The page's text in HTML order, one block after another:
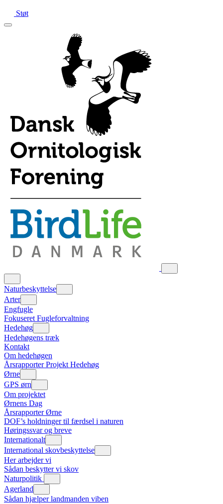
Støt
Naturbeskyttelse
Arter
Engfugle
Fokuseret Fugleforvaltning
Hedehøg
Hedehøgens træk
Kontakt
Om hedehøgen
Årsrapporter Projekt Hedehøg
Ørne
GPS ørn
Om projektet
Ørnens Dag
Årsrapporter Ørne
DOF’s holdninger til færdsel i naturen
Høringssvar og breve
Internationalt
International skovbeskyttelse
Her arbejder vi
Sådan beskytter vi skov
Naturpolitik
Agerland
Sådan hjælper landmanden viben